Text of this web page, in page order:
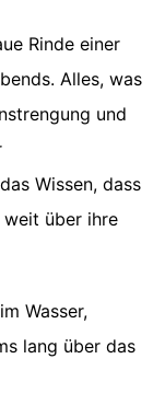
Rinde einer
Alles, was
und
Wissen, dass
weit über ihre
Wasser,
lang über das